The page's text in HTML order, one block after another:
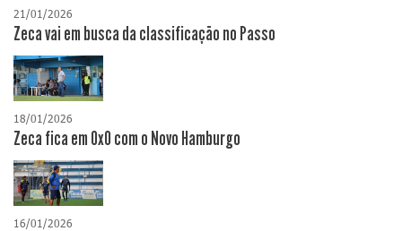
21/01/2026
Zeca vai em busca da classificação no Passo
18/01/2026
Zeca fica em 0x0 com o Novo Hamburgo
16/01/2026